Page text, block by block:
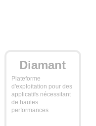
Diamant
Plateforme
d'exploitation pour des
applicatifs nécessitant
de hautes
performances